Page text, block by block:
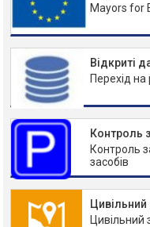
Mayors for
Відкриті
Перехід на
Контроль
Контроль
засобів
Цивільний
Цивільний